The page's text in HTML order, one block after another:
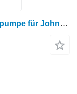
John Deere 8100 RE60323 Hydraulikpumpe für John Deere 8100 Radtraktor